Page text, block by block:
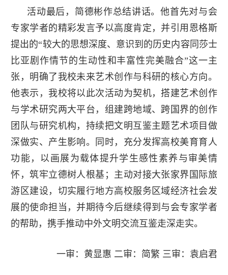
活动最后，简德彬作总结讲话。他首先对与会
专家学者的精彩发言予以高度肯定，并引用恩格斯
提出的“较大的思想深度、意识到的历史内容同莎士
比亚剧作情节的生动性和丰富性完美融合”这一主
张，明确了我校未来艺术创作与科研的核心方向。
他表示，我校将以此次活动为契机，搭建艺术创作
与学术研究两大平台，组建跨地域、跨国界的创作
团队与研究机构，持续把文明互鉴主题艺术项目做
深做实、产生影响。同时，充分发挥高校美育育人
功能，以画展为载体提升学生感性素养与审美情
怀，筑牢立德树人根基；主动对接大张家界国际旅
游区建设，切实履行地方高校服务区域经济社会发
展的使命担当，并期待今后继续得到与会专家学者
的帮助，携手推动中外文明交流互鉴走深走实。
一审：黄显惠 二审：简繁 三审：袁启君